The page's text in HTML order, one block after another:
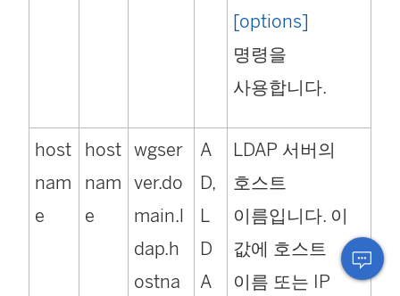
[options]
명령을
사용합니다.
host
nam
e
host
nam
e
wgser
ver.do
main.l
dap.h
ostna
A
D,
L
D
A
LDAP 서버의
호스트
이름입니다. 이
값에 호스트
이름 또는 IP